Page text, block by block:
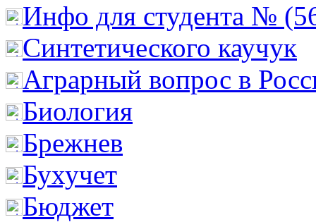
Инфо для студента №
Cинтетического каучук
Аграрный вопрос в
Биология
Брежнев
Бухучет
Бюджет